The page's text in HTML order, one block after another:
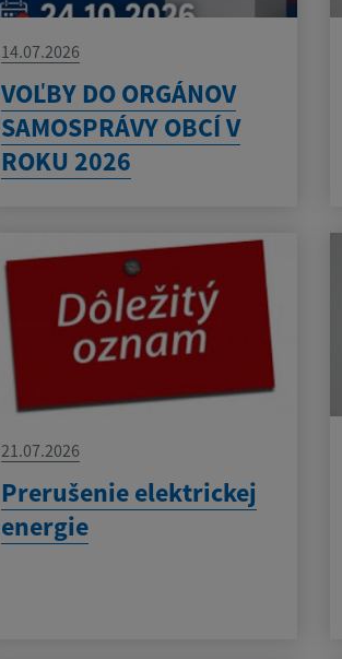
14.07.2026
VOĽBY DO ORGÁNOV
SAMOSPRÁVY OBCÍ V
ROKU 2026
21.07.2026
Prerušenie elektrickej
energie